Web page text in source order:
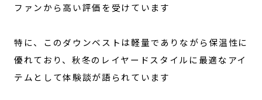
ファンから高い評価を受けています
特に、このダウンベストは軽量でありながら保温性に
優れており、秋冬のレイヤードスタイルに最適なアイ
テムとして体験談が語られています